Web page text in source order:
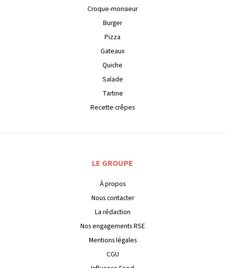
Croque-monsieur
Burger
Pizza
Gateaux
Quiche
Salade
Tartine
Recette crêpes
LE GROUPE
À propos
Nous contacter
La rédaction
Nos engagements RSE
Mentions légales
CGU